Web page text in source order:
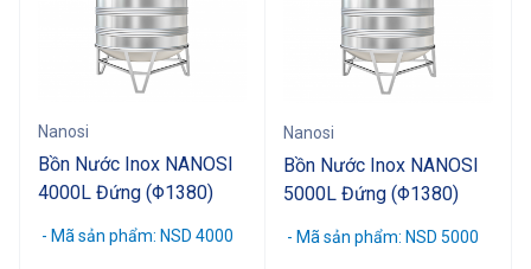
Nanosi
Bồn Nước Inox NANOSI
4000L Đứng (Φ1380)
- Mã sản phẩm: NSD 4000
Nanosi
Bồn Nước Inox NANOSI
5000L Đứng (Φ1380)
- Mã sản phẩm: NSD 5000